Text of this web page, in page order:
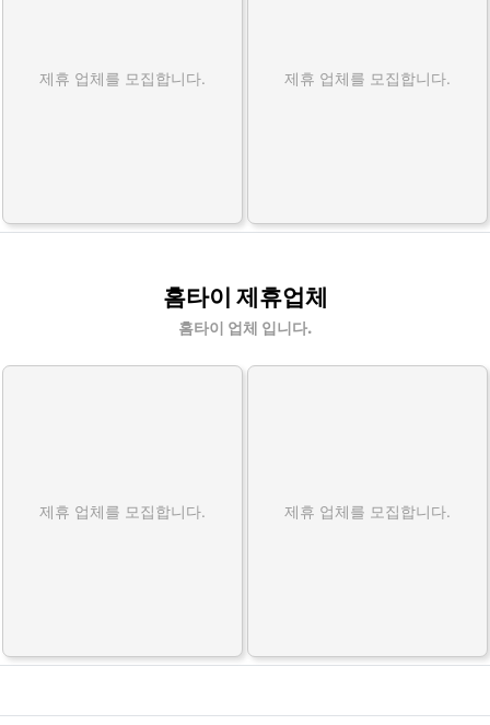
제휴 업체를 모집합니다. 제휴 업체를 모집합니다.
홈타이 제휴업체
홈타이 업체 입니다.
제휴 업체를 모집합니다. 제휴 업체를 모집합니다.